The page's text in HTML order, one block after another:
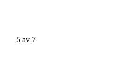
5 av 7